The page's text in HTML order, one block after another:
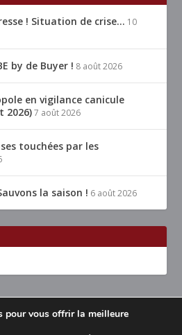
! Situation de crise… 10
by de Buyer ! 8 août 2026
en vigilance canicule
2026) 7 août 2026
touchées par les
la saison ! 6 août 2026
| Propulsé parWordPress
pour vous offrir la meilleure